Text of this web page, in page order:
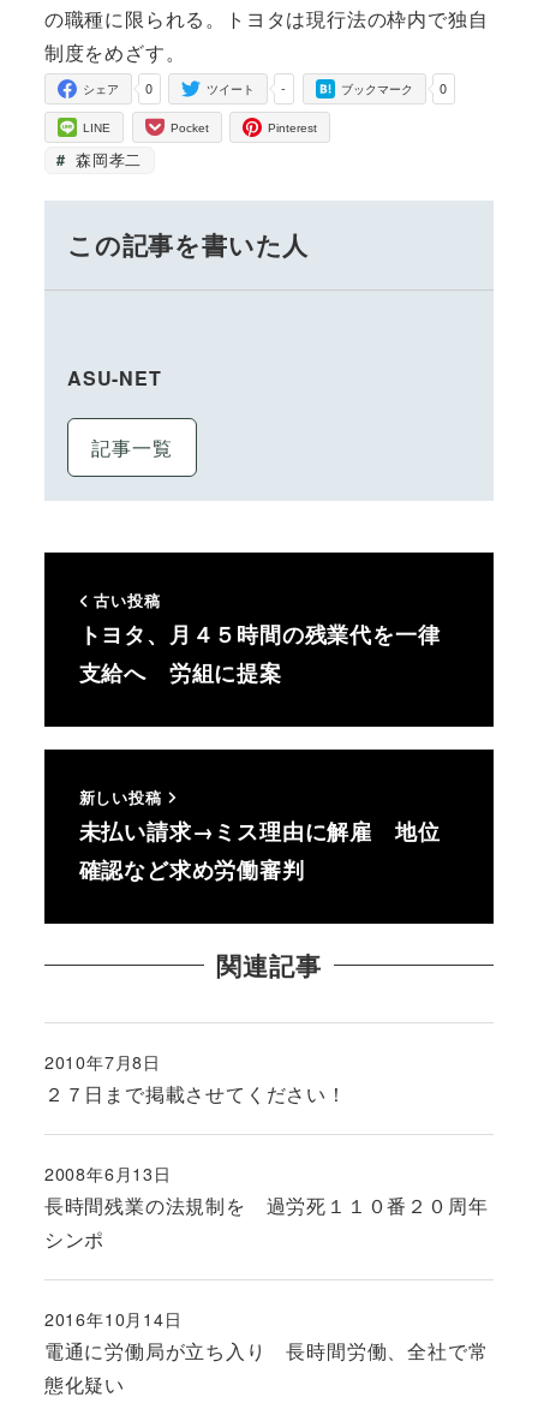
の職種に限られる。トヨタは現行法の枠内で独自
制度をめざす。
0
シェア -
ツイート 0
ブックマーク
LINE Pocket Pinterest
森岡孝二
この記事を書いた人
ASU-NET
記事一覧
古い投稿
トヨタ、月４５時間の残業代を一律
支給へ 労組に提案
新しい投稿
未払い請求→ミス理由に解雇 地位
確認など求め労働審判
関連記事
２７日まで掲載させてください！
投稿日
2010年7月8日
長時間残業の法規制を 過労死１１０番２０周年
シンポ
投稿日
2008年6月13日
電通に労働局が立ち入り 長時間労働、全社で常
態化疑い
投稿日
2016年10月14日